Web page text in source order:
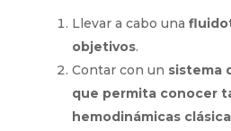
Llevar a cabo una
objetivos.
Contar con un sistema
que permita conocer
hemodinámicas